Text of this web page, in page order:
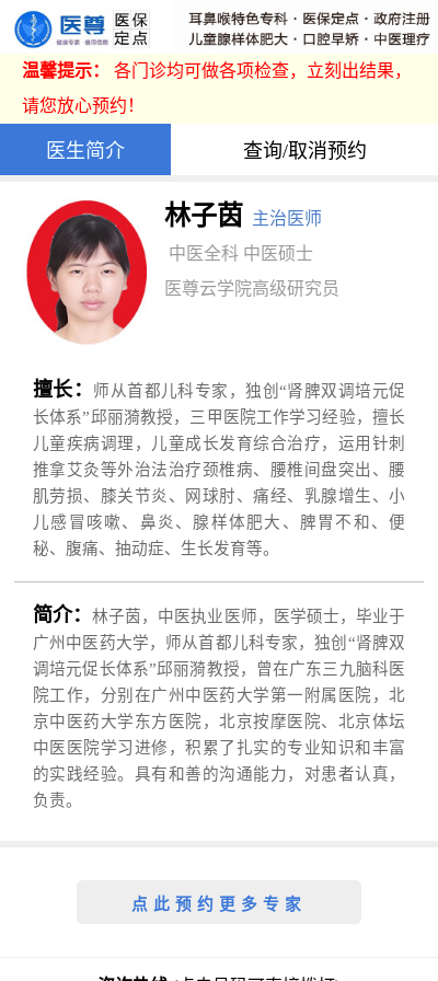
温馨提示： 各门诊均可做各项检查，立刻出结果，
请您放心预约！
医生简介 查询/取消预约
林子茵
主治医师
中医全科 中医硕士
医尊云学院高级研究员
擅长：
师从首都儿科专家，独创“肾脾双调培元促
长体系”邱丽漪教授，三甲医院工作学习经验，擅长
儿童疾病调理，儿童成长发育综合治疗，运用针刺
推拿艾灸等外治法治疗颈椎病、腰椎间盘突出、腰
肌劳损、膝关节炎、网球肘、痛经、乳腺增生、小
儿感冒咳嗽、鼻炎、腺样体肥大、脾胃不和、便
秘、腹痛、抽动症、生长发育等。
简介：林子茵，中医执业医师，医学硕士，毕业于
广州中医药大学，师从首都儿科专家，独创“肾脾双
调培元促长体系”邱丽漪教授，曾在广东三九脑科医
院工作，分别在广州中医药大学第一附属医院，北
京中医药大学东方医院，北京按摩医院、北京体坛
中医医院学习进修，积累了扎实的专业知识和丰富
的实践经验。具有和善的沟通能力，对患者认真，
负责。